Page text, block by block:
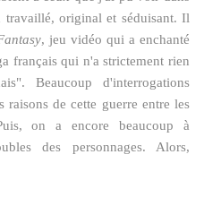
travaillé, original et séduisant. Il
, jeu vidéo qui a enchanté
français qui n'a strictement rien
Beaucoup d'interrogations
raisons de cette guerre entre les
on a encore beaucoup à
des personnages. Alors,